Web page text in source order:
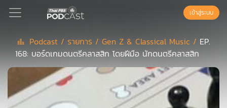
Podcast
เพล
ย์
เข้าสู่ระบบ
Podcast / รายการ /Gen Z & Classical Music / EP.
168: บอร์ดเกมดนตรีคลาสสิก โดยฝีมือ นักดนตรีคลาสสิก